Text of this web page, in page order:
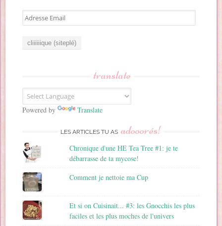
A
d
E
m
a
translate
Powered by Translate
LES ARTICLES TU AS adooorés!
Chronique d'une HE Tea Tree #1: je te
débarrasse de ta mycose!
Comment je nettoie ma Cup
Et si on Cuisinait... #3: les Gnocchis les plus
faciles et les plus moches de l'univers